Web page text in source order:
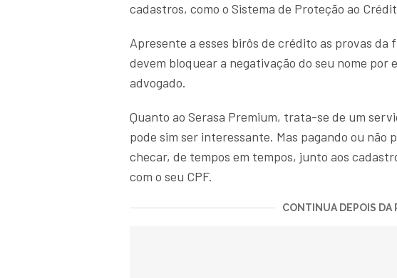
cadastros, como o Sistema de Proteção ao
Apresente a esses birôs de crédito as provas da
devem bloquear a negativação do seu nome por
advogado.
Quanto ao Serasa Premium, trata-se de um
pode sim ser interessante. Mas pagando ou não
checar, de tempos em tempos, junto aos
com o seu CPF.
CONTINUA DEPOIS DA